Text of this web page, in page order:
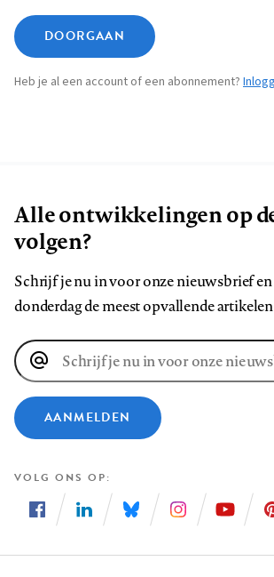
DOORGAAN
Heb je al een account of een abonnement?
Alle ontwikkelingen op
volgen?
Schrijf je nu in voor onze nieuwsbrief
donderdag de meest opvallende
E-
mailadres
AANMELDEN
VOLG ONS OP
ons
ons
ons
ons
ons